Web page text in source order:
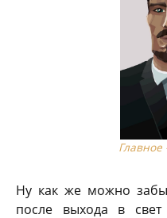
Ну как же можно
после выхода в